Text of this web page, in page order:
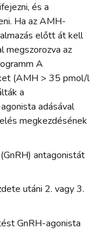
és a
Ha az AMH-
előtt át kell
megszorozva az
A
(AMH > 35 pmol/l
a
adásával
megkezdésének
antagonistát
utáni 2. vagy 3.
GnRH-agonista